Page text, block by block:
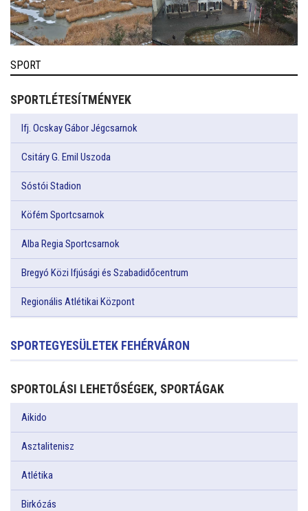
SPORT
SPORTLÉTESÍTMÉNYEK
Ifj. Ocskay Gábor Jégcsarnok
Csitáry G. Emil Uszoda
Sóstói Stadion
Köfém Sportcsarnok
Alba Regia Sportcsarnok
Bregyó Közi Ifjúsági és Szabadidőcentrum
Regionális Atlétikai Központ
SPORTEGYESÜLETEK FEHÉRVÁRON
SPORTOLÁSI LEHETŐSÉGEK, SPORTÁGAK
Aikido
Asztalitenisz
Atlétika
Birkózás